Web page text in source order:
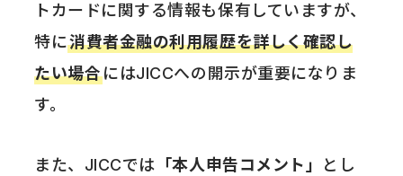
トカードに関する情報も保有していますが、
特に消費者金融の利用履歴を詳しく確認し
たい場合にはJICCへの開示が重要になりま
す。
また、JICCでは 「本人申告コメント」
とし